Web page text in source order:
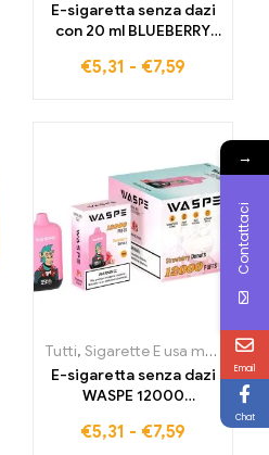
E-sigaretta senza dazi
con 20 ml BLUEBERRY
– WASPE 12000 Puffs
€5,31 - €7,59
Sigarette elettroniche usa e getta
Tutti,Sigarette E usa monouso
E-sigaretta senza dazi
WASPE 12000
12000 tiri batteria da
€5,31 - €7,59
→
Contattaci
Email
Chat